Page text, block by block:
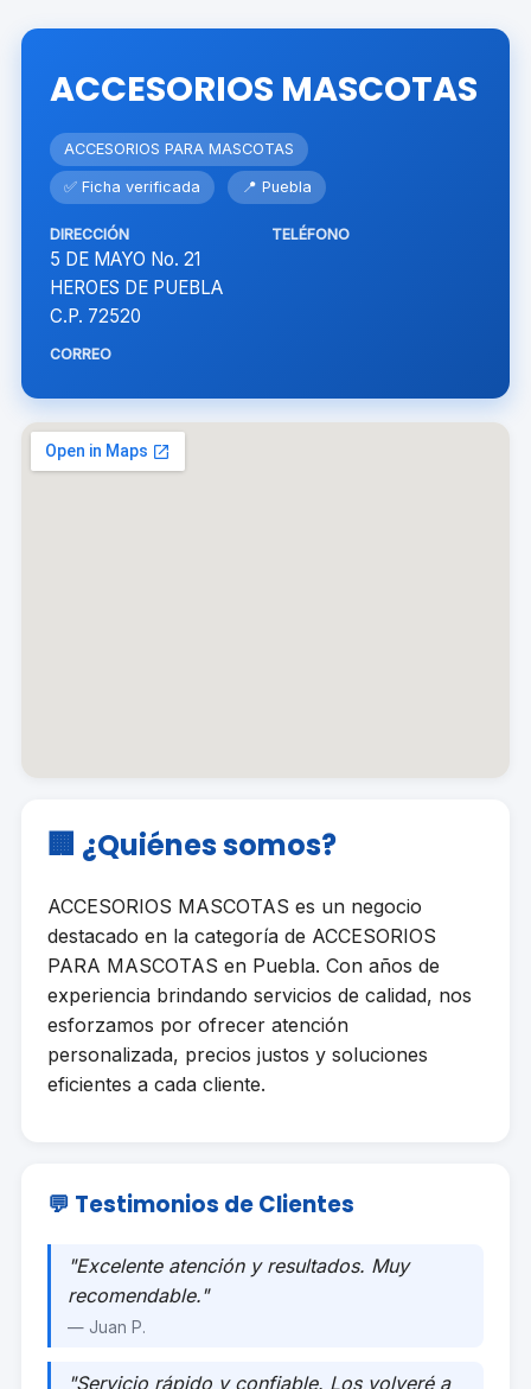
ACCESORIOS MASCOTAS
ACCESORIOS PARA MASCOTAS
✅ Ficha verificada 📍 Puebla
DIRECCIÓN
5 DE MAYO No. 21
HEROES DE PUEBLA
C.P. 72520
TELÉFONO
CORREO
🏢 ¿Quiénes somos?
ACCESORIOS MASCOTAS es un negocio
destacado en la categoría de ACCESORIOS
PARA MASCOTAS en Puebla. Con años de
experiencia brindando servicios de calidad, nos
esforzamos por ofrecer atención
personalizada, precios justos y soluciones
eficientes a cada cliente.
💬 Testimonios de Clientes
"Excelente atención y resultados. Muy
recomendable."
— Juan P.
"Servicio rápido y confiable. Los volveré a